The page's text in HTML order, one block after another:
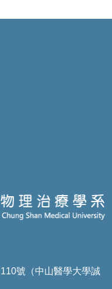
號（中山醫學大學誠